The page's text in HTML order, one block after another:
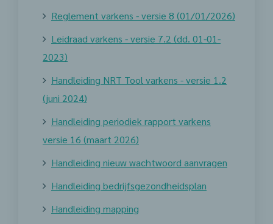
Reglement varkens - versie 8 (01/01/2026)
Leidraad varkens - versie 7.2 (dd. 01-01-
2023)
Handleiding NRT Tool varkens - versie 1.2
(juni 2024)
Handleiding periodiek rapport varkens
versie 16 (maart 2026)
Handleiding nieuw wachtwoord aanvragen
Handleiding bedrijfsgezondheidsplan
Handleiding mapping